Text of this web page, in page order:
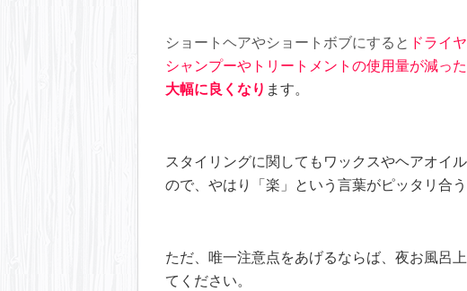
ショートヘアやショートボブにすると ドライ
シャンプーやトリートメントの使用量が減っ
大幅に良くなり ます。
スタイリングに関してもワックスやヘアオイ
ので、やはり「楽」という言葉がピッタリ合う
ただ、唯一注意点をあげるならば、夜お風呂
てください。